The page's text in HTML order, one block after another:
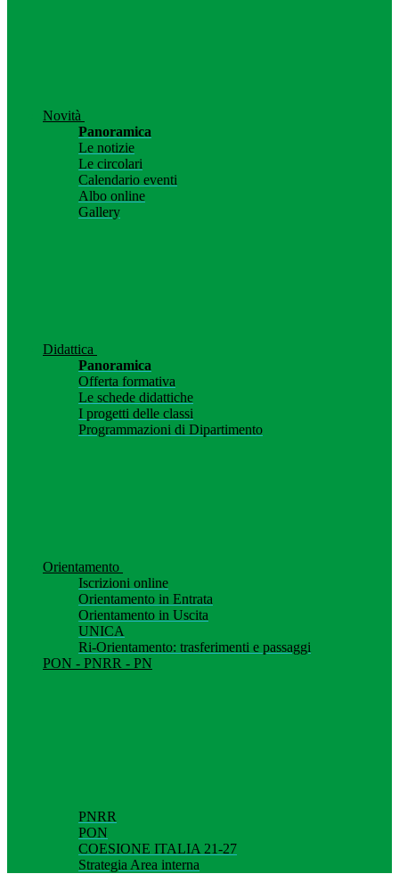
Novità
Panoramica
Le notizie
Le circolari
Calendario eventi
Albo online
Gallery
Didattica
Panoramica
Offerta formativa
Le schede didattiche
I progetti delle classi
Programmazioni di Dipartimento
Orientamento
Iscrizioni online
Orientamento in Entrata
Orientamento in Uscita
UNICA
Ri-Orientamento: trasferimenti e passaggi
PON - PNRR - PN
PNRR
PON
COESIONE ITALIA 21-27
Strategia Area interna